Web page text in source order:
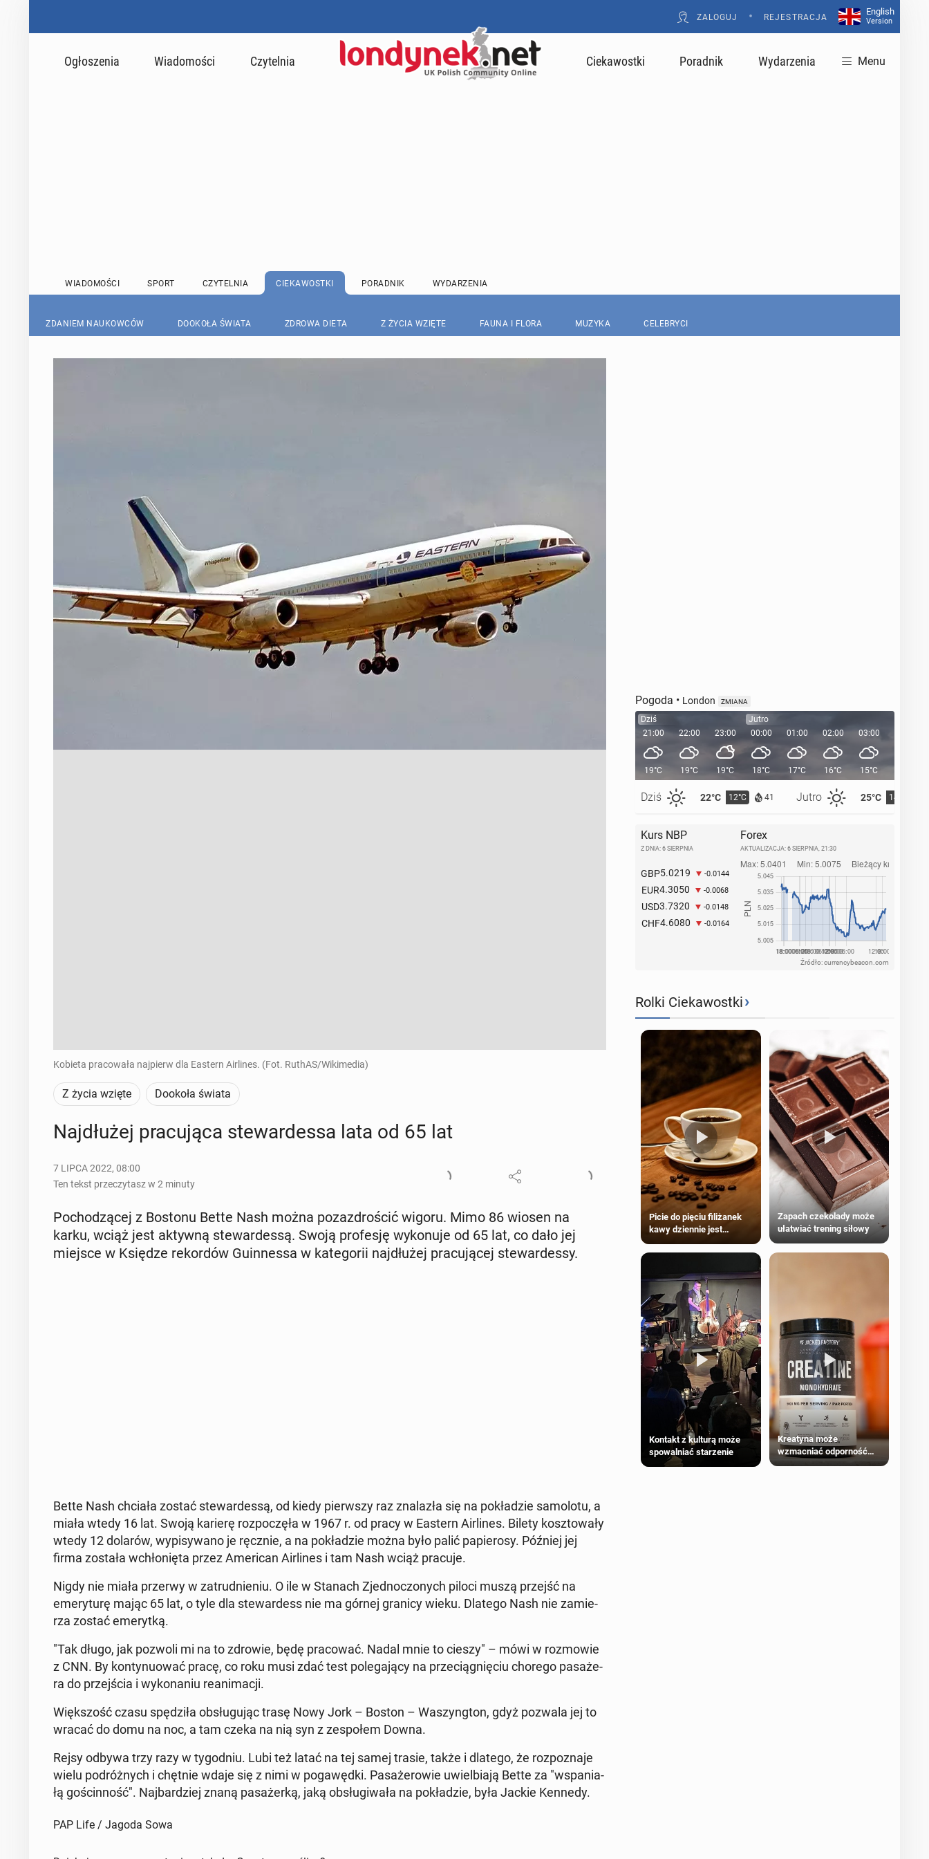
ZALOGUJ • REJESTRACJA
English
Version
Ogłoszenia Wiadomości Czytelnia Ciekawostki Poradnik Wydarzenia Menu
WIADOMOŚCI SPORT CZYTELNIA CIEKAWOSTKI PORADNIK WYDARZENIA
ZDANIEM NAUKOWCÓW DOOKOŁA ŚWIATA ZDROWA DIETA Z ŻYCIA WZIĘTE FAUNA I FLORA MUZYKA CELEBRYCI
Kobieta pracowała najpierw dla Eastern Airlines. (Fot. RuthAS/Wikimedia)
Z życia wzięte Dookoła świata
Naj­dłu­żej pra­cu­ją­ca ste­war­des­sa lata od 65 lat
7 LIPCA 2022, 08:00
Ten tekst przeczytasz w 2 minuty
Po­cho­dzą­cej z Bostonu Bette Nash można po­zaz­dro­ścić wigoru. Mimo 86 wiosen na
karku, wciąż jest aktywną ste­war­des­są. Swoją pro­fe­sję wy­ko­nu­je od 65 lat, co dało jej
miejsce w Księdze re­kor­dów Gu­in­nes­sa w ka­te­go­rii naj­dłu­żej pra­cu­ją­cej ste­war­des­sy.
Bette Nash chciała zostać ste­war­des­są, od kiedy pierw­szy raz zna­la­zła się na po­kła­dzie sa­mo­lo­tu, a
miała wtedy 16 lat. Swoją karierę roz­po­czę­ła w 1967 r. od pracy w Eastern Air­li­nes. Bilety kosz­to­wa­ły
wtedy 12 dolarów, wy­pi­sy­wa­no je ręcznie, a na po­kła­dzie można było palić pa­pie­ro­sy. Później jej
firma została wchło­nię­ta przez Ame­ri­can Air­li­nes i tam Nash wciąż pracuje.
Nigdy nie miała przerwy w za­trud­nie­niu. O ile w Stanach Zjed­no­czo­nych piloci muszą przejść na
eme­ry­tu­rę mając 65 lat, o tyle dla ste­war­dess nie ma górnej granicy wieku. Dlatego Nash nie za­mie­
rza zostać eme­ryt­ką.
"Tak długo, jak pozwoli mi na to zdrowie, będę pra­co­wać. Nadal mnie to cieszy" – mówi w roz­mo­wie
z CNN. By kon­ty­nu­ować pracę, co roku musi zdać test po­le­ga­ją­cy na prze­cią­gnię­ciu chorego pa­sa­że­
ra do przej­ścia i wy­ko­na­niu re­ani­ma­cji.
Więk­szość czasu spę­dzi­ła ob­słu­gu­jąc trasę Nowy Jork – Boston – Wa­szyng­ton, gdyż pozwala jej to
wracać do domu na noc, a tam czeka na nią syn z ze­spo­łem Downa.
Rejsy odbywa trzy razy w ty­go­dniu. Lubi też latać na tej samej trasie, także i dlatego, że roz­po­zna­je
wielu po­dróż­nych i chętnie wdaje się z nimi w po­ga­węd­ki. Pa­sa­że­ro­wie uwiel­bia­ją Bette za "wspa­nia­
łą go­ścin­ność". Naj­bar­dziej znaną pa­sa­żer­ką, jaką ob­słu­gi­wa­ła na po­kła­dzie, była Jackie Kennedy.
PAP Life / Jagoda Sowa
Pogoda • London ZMIANA
Dziś
21:00
19°C
Dziś 22°C 12°C 41 Jutro 25°C 14°C
22:00
19°C
23:00
19°C
Jutro
00:00
18°C
01:00
17°C
02:00
16°C
03:00
15°C
Kurs NBP
Z DNIA: 6 SIERPNIA
GBP5.0219 -0.0144
EUR4.3050 -0.0068
USD3.7320 -0.0148
CHF4.6080 -0.0164
Forex
AKTUALIZACJA: 6 SIERPNIA, 21:30
Źródło: currencybeacon.com
Rolki Ciekawostki›
Picie do pięciu filiżanek
kawy dziennie jest
większości dorosłych
Zapach czekolady może
ułatwiać trening siłowy
Kontakt z kulturą może
spowalniać starzenie
Kreatyna może
wzmacniać odporność
przeciw nowotworom